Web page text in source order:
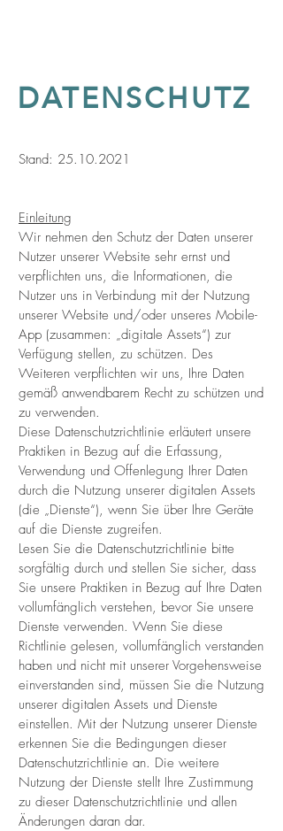
DATENSCHUTZ
Stand: 25.10.2021
Einleitung
Wir nehmen den Schutz der Daten unserer
Nutzer unserer Website sehr ernst und
verpflichten uns, die Informationen, die
Nutzer uns in Verbindung mit der Nutzung
unserer Website und/oder unseres Mobile-
App (zusammen: „digitale Assets“) zur
Verfügung stellen, zu schützen. Des
Weiteren verpflichten wir uns, Ihre Daten
gemäß anwendbarem Recht zu schützen und
zu verwenden.
Diese Datenschutzrichtlinie erläutert unsere
Praktiken in Bezug auf die Erfassung,
Verwendung und Offenlegung Ihrer Daten
durch die Nutzung unserer digitalen Assets
(die „Dienste“), wenn Sie über Ihre Geräte
auf die Dienste zugreifen.
Lesen Sie die Datenschutzrichtlinie bitte
sorgfältig durch und stellen Sie sicher, dass
Sie unsere Praktiken in Bezug auf Ihre Daten
vollumfänglich verstehen, bevor Sie unsere
Dienste verwenden. Wenn Sie diese
Richtlinie gelesen, vollumfänglich verstanden
haben und nicht mit unserer Vorgehensweise
einverstanden sind, müssen Sie die Nutzung
unserer digitalen Assets und Dienste
einstellen. Mit der Nutzung unserer Dienste
erkennen Sie die Bedingungen dieser
Datenschutzrichtlinie an. Die weitere
Nutzung der Dienste stellt Ihre Zustimmung
zu dieser Datenschutzrichtlinie und allen
Änderungen daran dar.